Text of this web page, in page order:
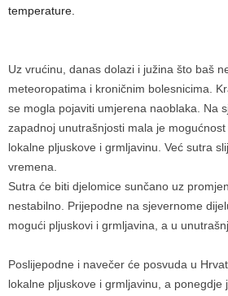
temperature.
Uz vrućinu, danas dolazi i južina što baš
meteoropatima i kroničnim bolesnicima.
se mogla pojaviti umjerena naoblaka. Na
zapadnoj unutrašnjosti mala je
lokalne pljuskove i grmljavinu. Već sutra
vremena.
Sutra će biti djelomice sunčano uz
nestabilno. Prijepodne na sjevernome
mogući pljuskovi i grmljavina, a u
Poslijepodne i navečer će posvuda u
lokalne pljuskove i grmljavinu, a ponegdje